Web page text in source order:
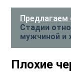
Предлагаем
Стадии
мужчиной и
Плохие